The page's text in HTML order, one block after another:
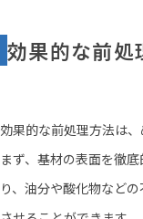
効果的な前処
効果的な前処理方法は
まず、基材の表面を徹
り、油分や酸化物など